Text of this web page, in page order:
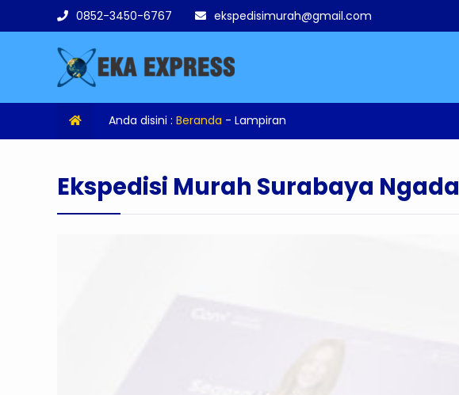
0852-3450-6767 ekspedisimurah@gmail.com
Anda disini : Beranda - Lampiran
Ekspedisi Murah Surabaya Ngada